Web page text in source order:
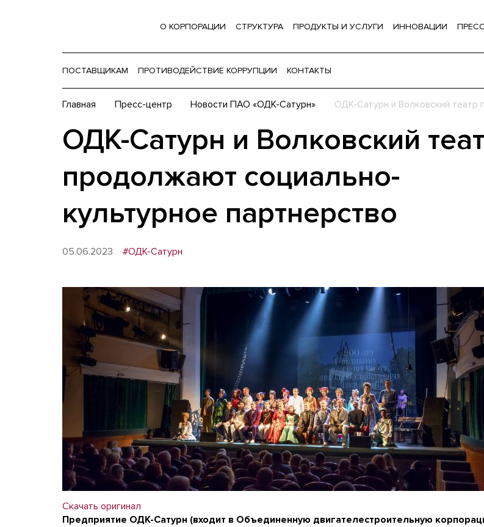
О КОРПОРАЦИИ СТРУКТУРА ПРОДУКТЫ И УСЛУГИ ИННОВАЦИИ
ПОСТАВЩИКАМ ПРОТИВОДЕЙСТВИЕ КОРРУПЦИИ КОНТАКТЫ
Главная Пресс-центр Новости ПАО «ОДК-Сатурн» ОДК-Сатурн и Волковский театр
ОДК-Сатурн и Волковский
продолжают социально-
культурное партнерство
05.06.2023 #ОДК-Сатурн
Скачать оригинал
Предприятие ОДК-Сатурн (входит в Объединенную двигателестроительную